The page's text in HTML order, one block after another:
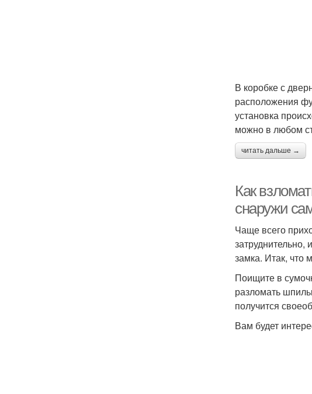
В коробке с
расположения
установка
можно в любом
читать дальше →
Как
снаружи
Чаще всего
затруднительно,
замка. Итак, что
Поищите в
разломать
получится
Вам будет